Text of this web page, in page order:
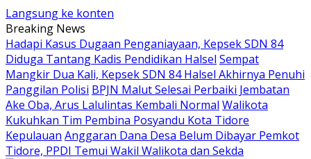
Langsung ke konten
Breaking News
Hadapi Kasus Dugaan Penganiayaan, Kepsek SDN 84
Diduga Tantang Kadis Pendidikan Halsel Sempat
Mangkir Dua Kali, Kepsek SDN 84 Halsel Akhirnya Penuhi
Panggilan Polisi BPJN Malut Selesai Perbaiki Jembatan
Ake Oba, Arus Lalulintas Kembali Normal Walikota
Kukuhkan Tim Pembina Posyandu Kota Tidore
Kepulauan Anggaran Dana Desa Belum Dibayar Pemkot
Tidore, PPDI Temui Wakil Walikota dan Sekda